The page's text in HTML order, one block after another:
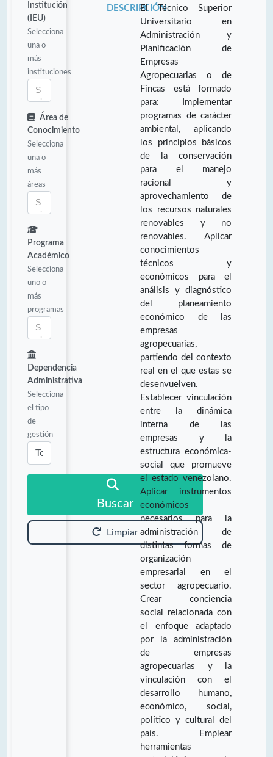
Institución
(IEU)
Selecciona
una o
más
instituciones
Área de
Conocimiento
Selecciona
una o
más
áreas
Programa
Académico
Selecciona
uno o
más
programas
Dependencia
Administrativa
Selecciona
el tipo
de
gestión
Buscar
Limpiar
DESCRIPCIÓN:El Técnico Superior
Universitario en
Administración y
Planificación de
Empresas
Agropecuarias o de
Fincas está formado
para: Implementar
programas de carácter
ambiental, aplicando
los principios básicos
de la conservación
para el manejo
racional y
aprovechamiento de
los recursos naturales
renovables y no
renovables. Aplicar
conocimientos
técnicos y
económicos para el
análisis y diagnóstico
del planeamiento
económico de las
empresas
agropecuarias,
partiendo del contexto
real en el que estas se
desenvuelven.
Establecer vinculación
entre la dinámica
interna de las
empresas y la
estructura económica-
social que promueve
el estado venezolano.
Aplicar instrumentos
económicos
necesarios para la
administración de
distintas formas de
organización
empresarial en el
sector agropecuario.
Crear conciencia
social relacionada con
el enfoque adaptado
por la administración
de empresas
agropecuarias y la
vinculación con el
desarrollo humano,
económico, social,
político y cultural del
país. Emplear
herramientas